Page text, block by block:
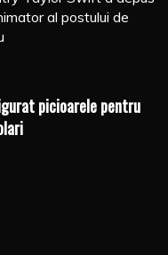
al postului de
picioarele pentru